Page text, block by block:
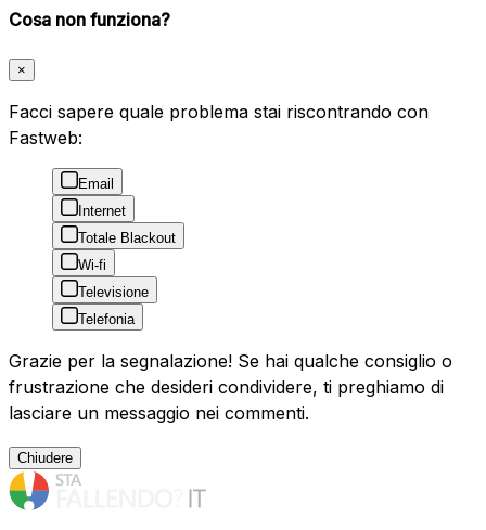
Cosa non funziona?
×
Facci sapere quale problema stai riscontrando con
Fastweb:
Email
Internet
Totale Blackout
Wi-fi
Televisione
Telefonia
Grazie per la segnalazione! Se hai qualche consiglio o
frustrazione che desideri condividere, ti preghiamo di
lasciare un messaggio nei commenti.
Chiudere